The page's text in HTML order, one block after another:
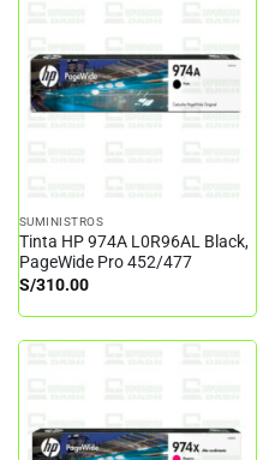
SUMINISTROS
Tinta HP 974A L0R96AL Black,
PageWide Pro 452/477
S/310.00